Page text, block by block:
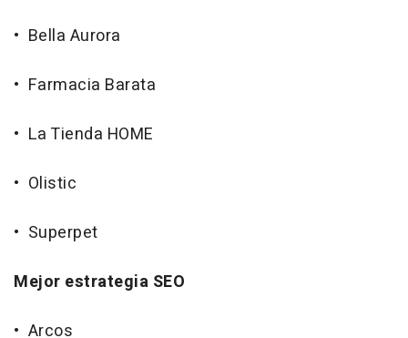
• Bella Aurora
• Farmacia Barata
• La Tienda HOME
• Olistic
• Superpet
Mejor estrategia SEO
• Arcos